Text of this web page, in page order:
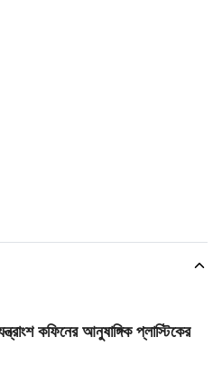
কফিনের আনুষাঙ্গিক প্লাস্টিকের